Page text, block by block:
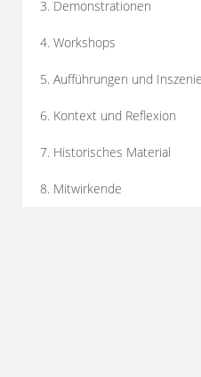
3. Demonstrationen
4. Workshops
5. Aufführungen und
6. Kontext und Reflexion
7. Historisches Material
8. Mitwirkende